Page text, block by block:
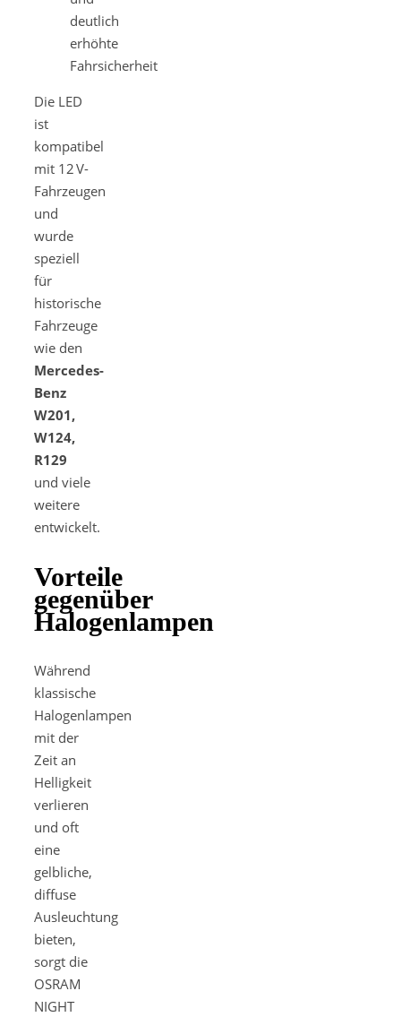
deutlich
erhöhte
Fahrsicherheit
Die LED
ist
kompatibel
mit 12 V-
Fahrzeugen
und
wurde
speziell
für
historische
Fahrzeuge
wie den
Mercedes-
Benz
W201,
W124,
R129
und viele
weitere
entwickelt.
Vorteile
gegenüber
Halogenlampen
Während
klassische
Halogenlampen
mit der
Zeit an
Helligkeit
verlieren
und oft
eine
gelbliche,
diffuse
Ausleuchtung
bieten,
sorgt die
OSRAM
NIGHT